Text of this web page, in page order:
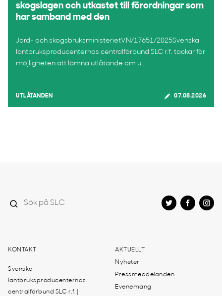
skogslagen och utkastet till förordningar som
har samband med den
Jord- och skogsbruksministerietVN/17651/2025Svenska
lantbruksproducenternas centralförbund SLC r.f. tackar för
möjligheten att lämna utlåtande om u...
UTLÅTANDEN 07.08.2026
KONTAKT
Svenska
lantbruksproducenternas
centralförbund SLC r.f. |
AKTUELLT
Nyheter
Pressmeddelanden
Evenemang